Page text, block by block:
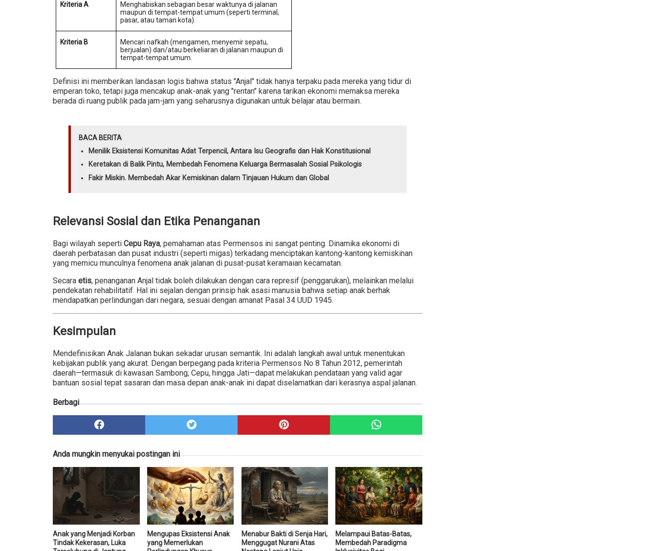
Kriteria A
Menghabiskan sebagian besar waktunya di jalanan
maupun di tempat-tempat umum (seperti terminal,
pasar, atau taman kota).
Kriteria B
Mencari nafkah (mengamen, menyemir sepatu,
berjualan) dan/atau berkeliaran di jalanan maupun di
tempat-tempat umum.
Definisi ini memberikan landasan logis bahwa status "Anjal" tidak hanya terpaku pada mereka yang tidur di
emperan toko, tetapi juga mencakup anak-anak yang "rentan" karena tarikan ekonomi memaksa mereka
berada di ruang publik pada jam-jam yang seharusnya digunakan untuk belajar atau bermain.
BACA BERITA
Menilik Eksistensi Komunitas Adat Terpencil, Antara Isu Geografis dan Hak Konstitusional
Keretakan di Balik Pintu, Membedah Fenomena Keluarga Bermasalah Sosial Psikologis
Fakir Miskin. Membedah Akar Kemiskinan dalam Tinjauan Hukum dan Global
Relevansi Sosial dan Etika Penanganan
Bagi wilayah seperti Cepu Raya, pemahaman atas Permensos ini sangat penting. Dinamika ekonomi di
daerah perbatasan dan pusat industri (seperti migas) terkadang menciptakan kantong-kantong kemiskinan
yang memicu munculnya fenomena anak jalanan di pusat-pusat keramaian kecamatan.
Secara etis, penanganan Anjal tidak boleh dilakukan dengan cara represif (penggarukan), melainkan melalui
pendekatan rehabilitatif. Hal ini sejalan dengan prinsip hak asasi manusia bahwa setiap anak berhak
mendapatkan perlindungan dari negara, sesuai dengan amanat Pasal 34 UUD 1945.
Kesimpulan
Mendefinisikan Anak Jalanan bukan sekadar urusan semantik. Ini adalah langkah awal untuk menentukan
kebijakan publik yang akurat. Dengan berpegang pada kriteria Permensos No 8 Tahun 2012, pemerintah
daerah—termasuk di kawasan Sambong, Cepu, hingga Jati—dapat melakukan pendataan yang valid agar
bantuan sosial tepat sasaran dan masa depan anak-anak ini dapat diselamatkan dari kerasnya aspal jalanan.
Berbagi
Anda mungkin menyukai postingan ini
Anak yang Menjadi Korban
Tindak Kekerasan, Luka
Mengupas Eksistensi Anak
yang Memerlukan
Menabur Bakti di Senja Hari,
Menggugat Nurani Atas
Melampaui Batas-Batas,
Membedah Paradigma